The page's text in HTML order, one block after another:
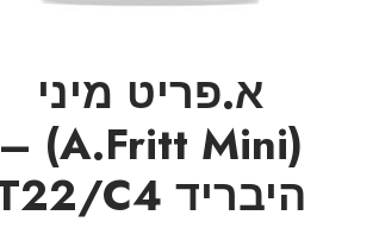
א.פריט מיני
(A.Fritt Mini) –
היבריד T22/C4